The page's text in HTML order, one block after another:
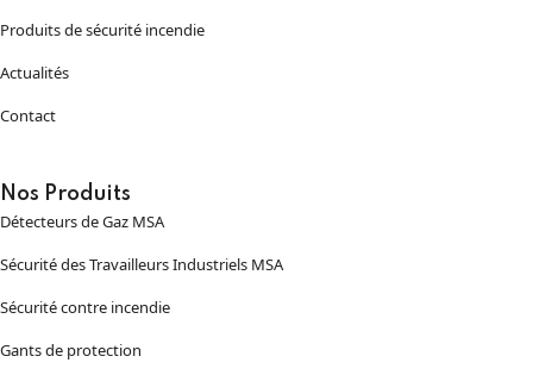
Produits de sécurité incendie
Actualités
Contact
Nos Produits
Détecteurs de Gaz MSA
Sécurité des Travailleurs Industriels MSA
Sécurité contre incendie
Gants de protection